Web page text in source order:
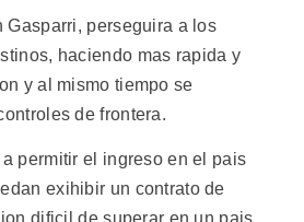
Gasparri, perseguira a los
haciendo mas rapida y
y al mismo tiempo se
de frontera.
permitir el ingreso en el pais
exihibir un contrato de